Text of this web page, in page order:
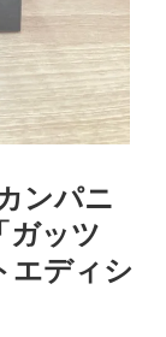
ンパニ
ッツ
ディシ